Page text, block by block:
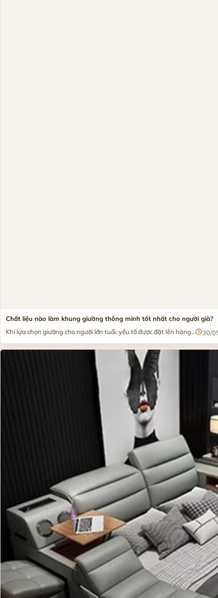
Chất liệu nào làm khung giường thông minh tốt nhất cho người già?
Khi lựa chọn giường cho người lớn tuổi, yếu tố được đặt lên hàng...
30/